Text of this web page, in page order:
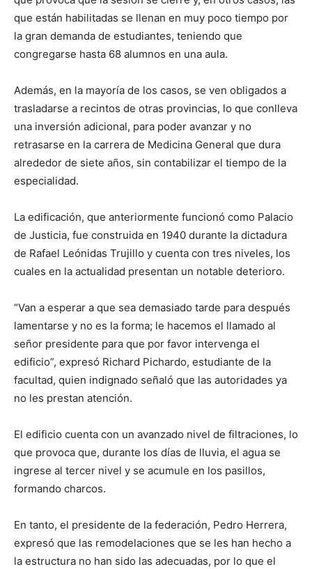
que están habilitadas se llenan en muy poco tiempo por
la gran demanda de estudiantes, teniendo que
congregarse hasta 68 alumnos en una aula.
Además, en la mayoría de los casos, se ven obligados a
trasladarse a recintos de otras provincias, lo que conlleva
una inversión adicional, para poder avanzar y no
retrasarse en la carrera de Medicina General que dura
alrededor de siete años, sin contabilizar el tiempo de la
especialidad.
La edificación, que anteriormente funcionó como Palacio
de Justicia, fue construida en 1940 durante la dictadura
de Rafael Leónidas Trujillo y cuenta con tres niveles, los
cuales en la actualidad presentan un notable deterioro.
“Van a esperar a que sea demasiado tarde para después
lamentarse y no es la forma; le hacemos el llamado al
señor presidente para que por favor intervenga el
edificio”, expresó Richard Pichardo, estudiante de la
facultad, quien indignado señaló que las autoridades ya
no les prestan atención.
El edificio cuenta con un avanzado nivel de filtraciones, lo
que provoca que, durante los días de lluvia, el agua se
ingrese al tercer nivel y se acumule en los pasillos,
formando charcos.
En tanto, el presidente de la federación, Pedro Herrera,
expresó que las remodelaciones que se les han hecho a
la estructura no han sido las adecuadas, por lo que el